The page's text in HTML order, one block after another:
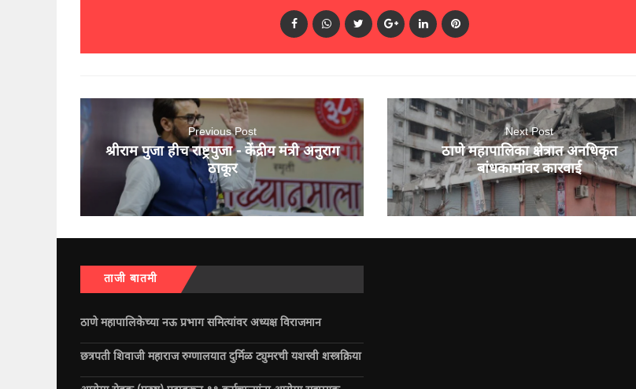
Previous Post
श्रीराम पुजा हीच राष्ट्रपुजा - केंद्रीय मंत्री अनुराग
ठाकूर
Next Post
ठाणे महापालिका क्षेत्रात अनधिकृत
बांधकामांवर कारवाई
ताजी बातमी
ठाणे महापालिकेच्या नऊ प्रभाग समित्यांवर अध्यक्ष विराजमान
छत्रपती शिवाजी महाराज रुग्णालयात दुर्मिळ ट्युमरची यशस्वी शस्त्रक्रिया